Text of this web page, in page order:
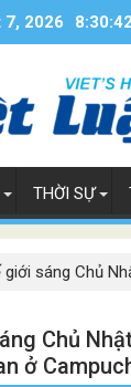
7, 2026
THỜI SỰ
giới sáng Chủ
Chủ
ở